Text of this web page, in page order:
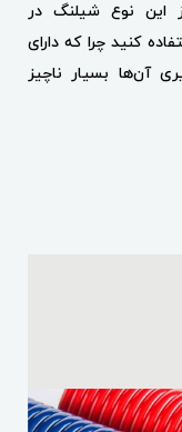
این نوع شیلنگ در
کنید چرا که دارای
آن‌ها بسیار ناچیز